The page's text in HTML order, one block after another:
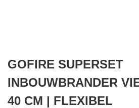
Contact
GOFIRE SUPERSET
INBOUWBRANDER
40 CM | FLEXIBEL